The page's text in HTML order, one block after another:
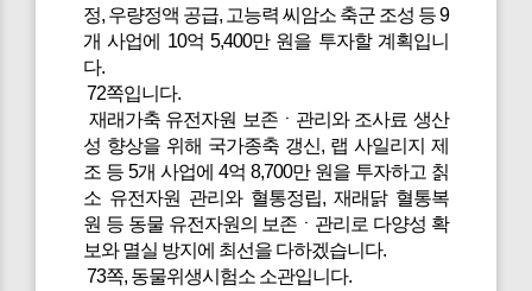
정, 우량정액 공급, 고능력 씨암소 축군 조성 등 9
개 사업에 10억 5,400만 원을 투자할 계획입니
다.
72쪽입니다.
재래가축 유전자원 보존ㆍ관리와 조사료 생산
성 향상을 위해 국가종축 갱신, 랩 사일리지 제
조 등 5개 사업에 4억 8,700만 원을 투자하고 칡
소 유전자원 관리와 혈통정립, 재래닭 혈통복
원 등 동물 유전자원의 보존ㆍ관리로 다양성 확
보와 멸실 방지에 최선을 다하겠습니다.
73쪽, 동물위생시험소 소관입니다.